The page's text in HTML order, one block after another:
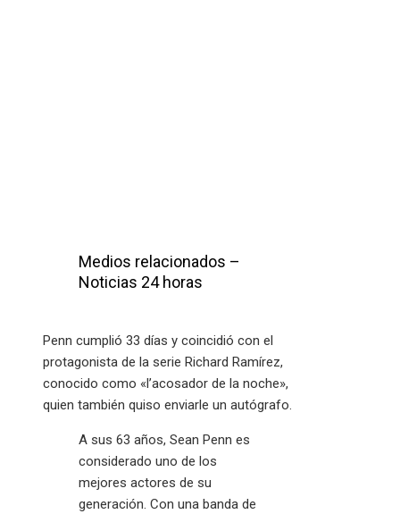
Medios relacionados –
Noticias 24 horas
Penn cumplió 33 días y coincidió con el
protagonista de la serie Richard Ramírez,
conocido como «l’acosador de la noche»,
quien también quiso enviarle un autógrafo.
A sus 63 años, Sean Penn es
considerado uno de los
mejores actores de su
generación. Con una banda de